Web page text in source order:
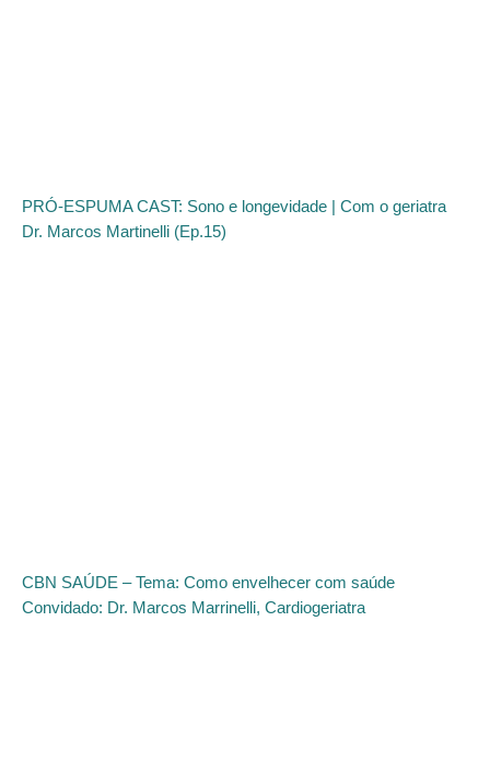
PRÓ-ESPUMA CAST: Sono e longevidade | Com o geriatra
Dr. Marcos Martinelli (Ep.15)
CBN SAÚDE – Tema: Como envelhecer com saúde
Convidado: Dr. Marcos Marrinelli, Cardiogeriatra